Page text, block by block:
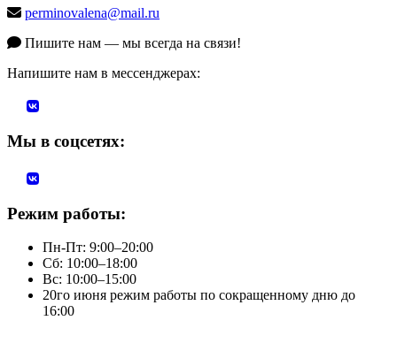
perminovalena@mail.ru
Пишите нам — мы всегда на связи!
Напишите нам в мессенджерах:
Мы в соцсетях:
Режим работы:
Пн-Пт: 9:00–20:00
Сб: 10:00–18:00
Вс: 10:00–15:00
20го июня режим работы по сокращенному дню до
16:00